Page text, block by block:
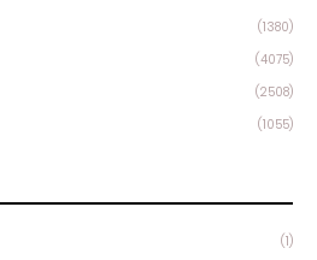
(1380)
(4075)
(2508)
(1055)
(1)